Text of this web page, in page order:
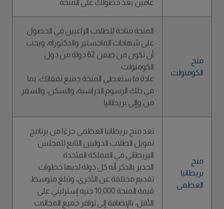
عامين بعد حصولك على المنحة.
منح
الكومنولث
المنحة متاحة للطلاب الراغبين في الحصول
على شهادات الماجستير والدكتوراه، ويجب
أن تكون من ضمن 62 دولة من دول
الكومنولث.
عادة ما ستغطي المنحة جميع نفقاتك، بما
في ذلك الرسوم الدراسية، والسكن، والسفر
من وإلى بريطانيا
منح
بريطانيا
العظمى
تعد منح بريطانيا العظمى جزءًا من برنامج
تمويل الطلاب الدوليين التابع للمجلس
البريطاني في المملكة المتحدة.
الجدير بالذكر أنه كل دولة لديها خطوات
تقديم مختلفة عن الأخرى، وتبلغ متوسط
قيمة المنحة 10,000 جنيه إسترليني على
الأقل، بالإضافة إلى توافر جميع المجالات